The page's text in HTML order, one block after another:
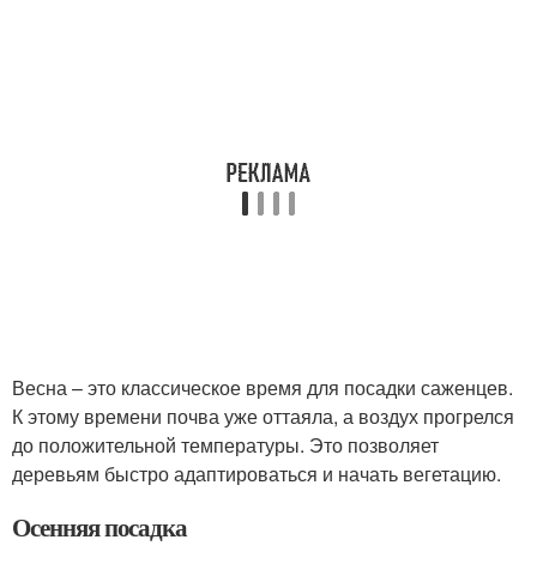
Весна – это классическое время для посадки саженцев.
К этому времени почва уже оттаяла, а воздух прогрелся
до положительной температуры. Это позволяет
деревьям быстро адаптироваться и начать вегетацию.
Осенняя посадка